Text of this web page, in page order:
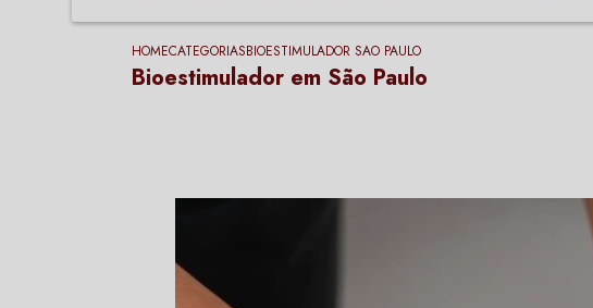
HOMECATEGORIASBIOESTIMULADOR SAO PAULO
Bioestimulador em São Paulo